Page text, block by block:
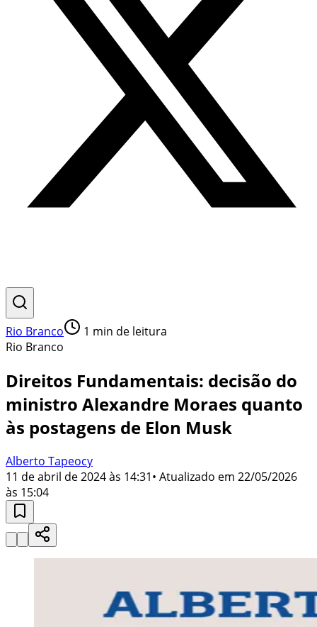
Rio Branco 1 min de leitura
Rio Branco
Direitos Fundamentais: decisão do
ministro Alexandre Moraes quanto
às postagens de Elon Musk
Alberto Tapeocy
11 de abril de 2024 às 14:31• Atualizado em 22/05/2026
às 15:04